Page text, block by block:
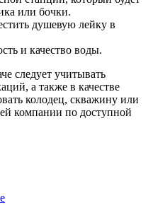
или бочки.
душевую лейку в
и качество воды.
следует учитывать
а также в качестве
колодец, скважину или
компании по доступной